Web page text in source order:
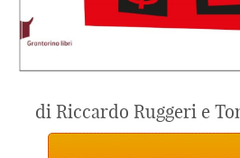
di Riccardo Ruggeri e